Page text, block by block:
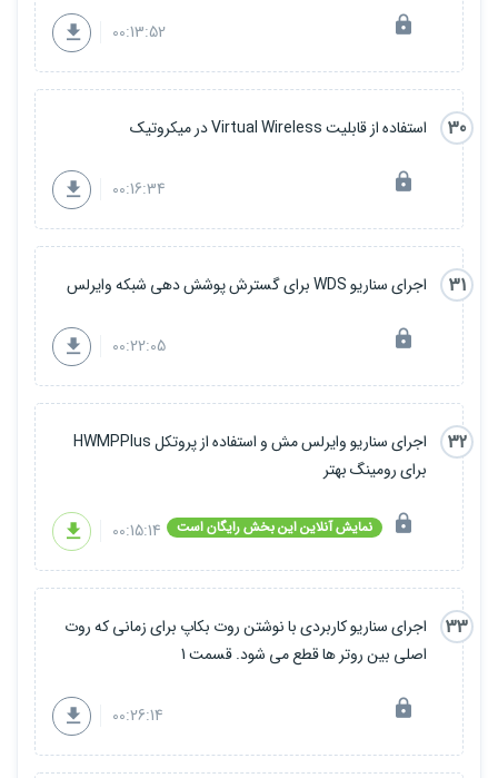
00:13:52
30 استفاده از قابلیت Virtual Wireless در میکروتیک
00:16:34
31 اجرای سناریو WDS برای گسترش پوشش دهی شبکه وایرلس
00:22:05
32
اجرای سناریو وایرلس مش و استفاده از پروتکل HWMPPlus
برای رومینگ بهتر
نمایش آنلاین این بخش رایگان است 00:15:14
33
اجرای سناریو کاربردی با نوشتن روت بکاپ برای زمانی که روت
اصلی بین روتر ها قطع می شود. قسمت 1
00:26:14